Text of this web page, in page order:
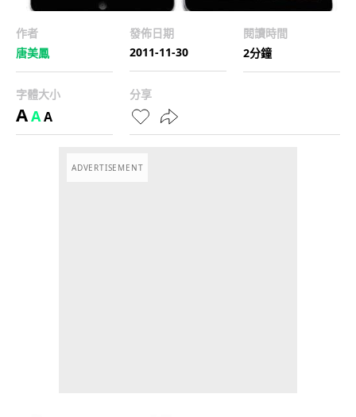
作者
唐美鳳
發佈日期
2011-11-30
閱讀時間
2分鐘
字體大小
AAA
分享
ADVERTISEMENT